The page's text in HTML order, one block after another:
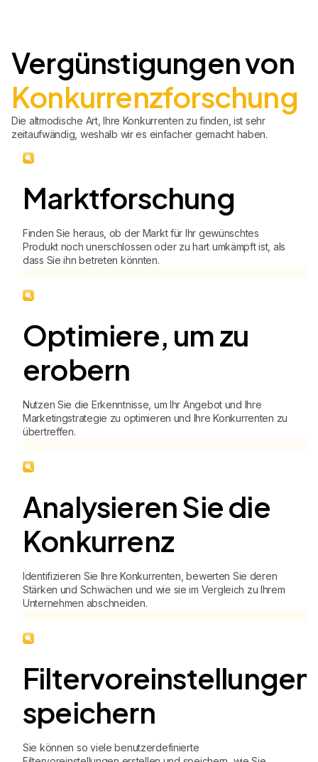
Vergünstigungen von
Konkurrenzforschung
Die altmodische Art, Ihre Konkurrenten zu finden, ist sehr
zeitaufwändig, weshalb wir es einfacher gemacht haben.
Marktforschung
Finden Sie heraus, ob der Markt für Ihr gewünschtes
Produkt noch unerschlossen oder zu hart umkämpft ist, als
dass Sie ihn betreten könnten.
Optimiere, um zu
erobern
Nutzen Sie die Erkenntnisse, um Ihr Angebot und Ihre
Marketingstrategie zu optimieren und Ihre Konkurrenten zu
übertreffen.
Analysieren Sie die
Konkurrenz
Identifizieren Sie Ihre Konkurrenten, bewerten Sie deren
Stärken und Schwächen und wie sie im Vergleich zu Ihrem
Unternehmen abschneiden.
Filtervoreinstellungen
speichern
Sie können so viele benutzerdefinierte